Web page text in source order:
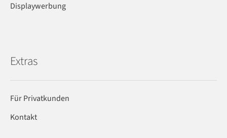
Displaywerbung
Extras
Für Privatkunden
Kontakt